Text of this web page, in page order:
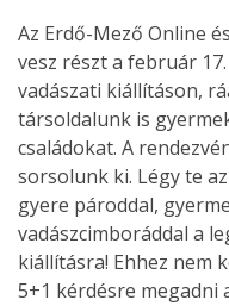
Az Erdő-Mező Online
vesz részt a február
vadászati kiállításon,
társoldalunk is
családokat. A
sorsolunk ki. Légy te
gyere pároddal,
vadászcimboráddal a
kiállításra! Ehhez nem
5+1 kérdésre megadni